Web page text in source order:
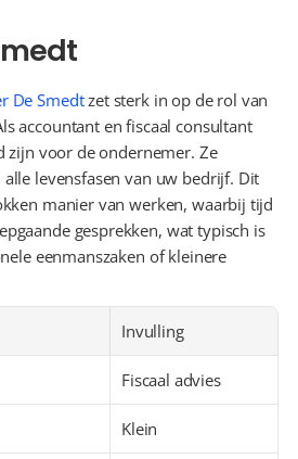
De Smedt zet sterk in op de rol van
accountant en fiscaal consultant
zijn voor de ondernemer. Ze
levensfasen van uw bedrijf. Dit
manier van werken, waarbij tijd
gesprekken, wat typisch is
eenmanszaken of kleinere
Invulling
Fiscaal advies
Klein